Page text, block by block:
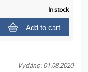
In stock
Add to cart
Vydáno: 01.08.2020